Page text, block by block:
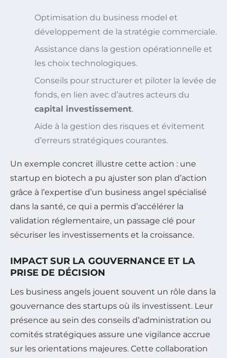
Optimisation du business model et
développement de la stratégie commerciale.
Assistance dans la gestion opérationnelle et
les choix technologiques.
Conseils pour structurer et piloter la levée de
fonds, en lien avec d’autres acteurs du
capital investissement.
Aide à la gestion des risques et évitement
d’erreurs stratégiques courantes.
Un exemple concret illustre cette action : une
startup en biotech a pu ajuster son plan d’action
grâce à l’expertise d’un business angel spécialisé
dans la santé, ce qui a permis d’accélérer la
validation réglementaire, un passage clé pour
sécuriser les investissements et la croissance.
IMPACT SUR LA GOUVERNANCE ET LA
PRISE DE DÉCISION
Les business angels jouent souvent un rôle dans la
gouvernance des startups où ils investissent. Leur
présence au sein des conseils d’administration ou
comités stratégiques assure une vigilance accrue
sur les orientations majeures. Cette collaboration